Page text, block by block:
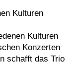
Kulturen
Kulturen
Konzerten
schafft das Trio